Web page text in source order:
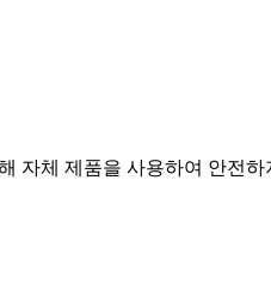
자체 제품을 사용하여 안전